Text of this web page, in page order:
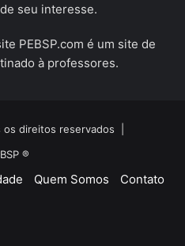
seu interesse.
PEBSP.com é um site de
à professores.
os direitos reservados |
®
Quem Somos Contato